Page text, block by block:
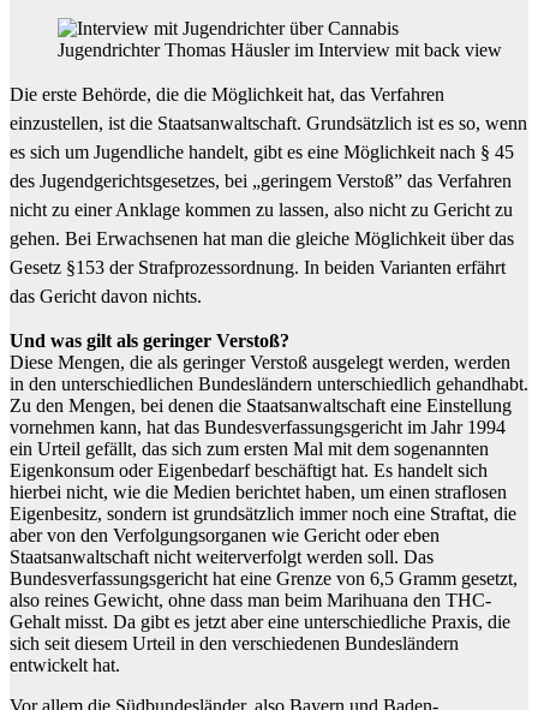
Jugendrichter Thomas Häusler im Interview mit back view
Die erste Behörde, die die Möglichkeit hat, das Verfahren
einzustellen, ist die Staatsanwaltschaft. Grundsätzlich ist es so, wenn
es sich um Jugendliche handelt, gibt es eine Möglichkeit nach § 45
des Jugendgerichtsgesetzes, bei „geringem Verstoß” das Verfahren
nicht zu einer Anklage kommen zu lassen, also nicht zu Gericht zu
gehen. Bei Erwachsenen hat man die gleiche Möglichkeit über das
Gesetz §153 der Strafprozessordnung. In beiden Varianten erfährt
das Gericht davon nichts.
Und was gilt als geringer Verstoß?
Diese Mengen, die als geringer Verstoß ausgelegt werden, werden
in den unterschiedlichen Bundesländern unterschiedlich gehandhabt.
Zu den Mengen, bei denen die Staatsanwaltschaft eine Einstellung
vornehmen kann, hat das Bundesverfassungsgericht im Jahr 1994
ein Urteil gefällt, das sich zum ersten Mal mit dem sogenannten
Eigenkonsum oder Eigenbedarf beschäftigt hat. Es handelt sich
hierbei nicht, wie die Medien berichtet haben, um einen straflosen
Eigenbesitz, sondern ist grundsätzlich immer noch eine Straftat, die
aber von den Verfolgungsorganen wie Gericht oder eben
Staatsanwaltschaft nicht weiterverfolgt werden soll. Das
Bundesverfassungsgericht hat eine Grenze von 6,5 Gramm gesetzt,
also reines Gewicht, ohne dass man beim Marihuana den THC-
Gehalt misst. Da gibt es jetzt aber eine unterschiedliche Praxis, die
sich seit diesem Urteil in den verschiedenen Bundesländern
entwickelt hat.